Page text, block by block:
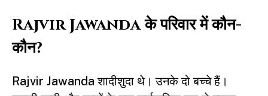
Rajvir Jawanda के परिवार में कौन-
कौन?
Rajvir Jawanda शादीशुदा थे। उनके दो बच्चे हैं।